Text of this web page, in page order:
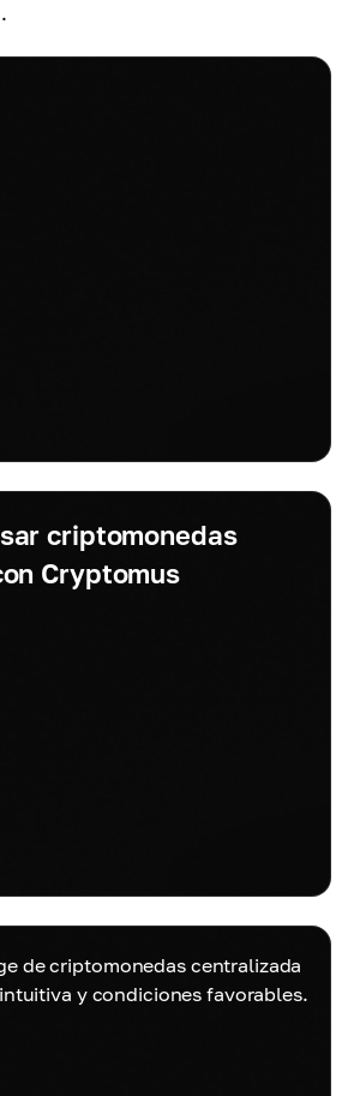
criptomonedas
Cryptomus
de criptomonedas centralizada
y condiciones favorables.